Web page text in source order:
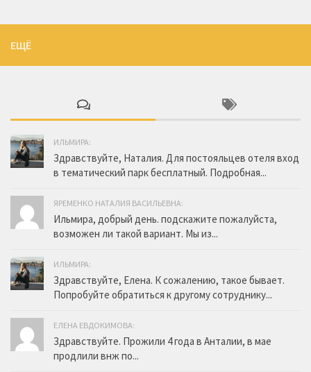
ЕЩЁ
ИЛЬМИРА:
Здравствуйте, Наталия. Для постояльцев отеля вход
в тематический парк бесплатный. Подробная...
ЯРЕМЕНКО НАТАЛИЯ ВАСИЛЬЕВНА:
Ильмира, добрый день. подскажите пожалуйста,
возможен ли такой вариант. Мы из...
ИЛЬМИРА:
Здравствуйте, Елена. К сожалению, такое бывает.
Попробуйте обратиться к другому сотруднику...
ЕЛЕНА ЕВДОКИМОВА:
Здравствуйте. Прожили 4 года в Анталии, в мае
продлили внж по...